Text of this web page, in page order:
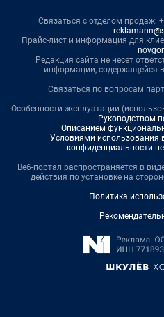
Связаться с отделом продаж:
Прайс-лист и информация для
Редакция сайта не несет
информации, содержащейся
Связаться по вопросам
Особенности эксплуатации
Руководством
Описанием
Условиями использования
конфиденциальности
Веб-портал распространяется в
действия по установке на
Политика